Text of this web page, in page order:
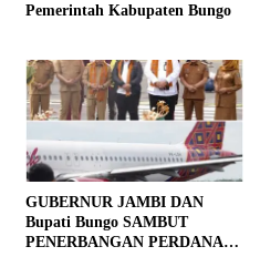
Pemerintah Kabupaten Bungo
GUBERNUR JAMBI DAN
Bupati Bungo SAMBUT
PENERBANGAN PERDANA